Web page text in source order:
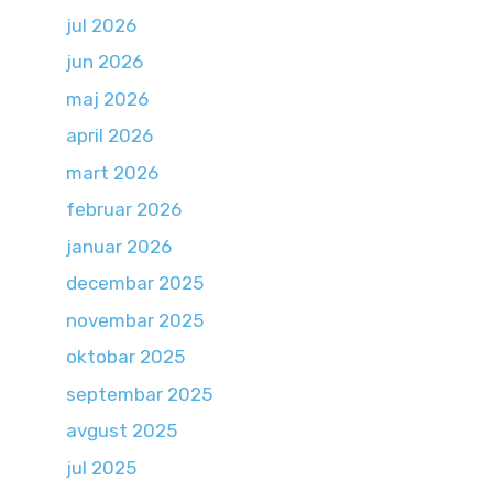
jul 2026
jun 2026
maj 2026
april 2026
mart 2026
februar 2026
januar 2026
decembar 2025
novembar 2025
oktobar 2025
septembar 2025
avgust 2025
jul 2025